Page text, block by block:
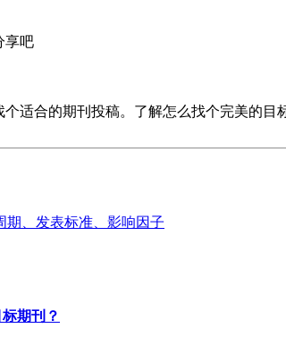
享吧
适合的期刊投稿。了解怎么找个完美的目
期刊？